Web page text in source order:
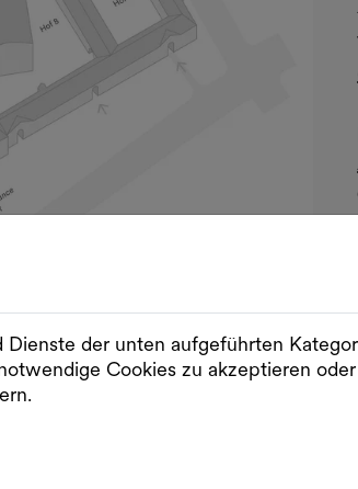
der unten aufgeführten
Cookies zu akzeptieren